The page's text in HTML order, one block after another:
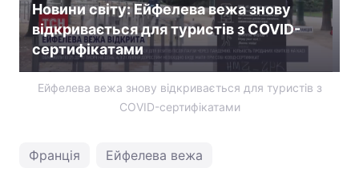
Новини світу: Ейфелева вежа знову
відкривається для туристів з COVID-
сертифікатами
Ейфелева вежа знову відкривається для туристів з
COVID-сертифікатами
Франція Ейфелева вежа